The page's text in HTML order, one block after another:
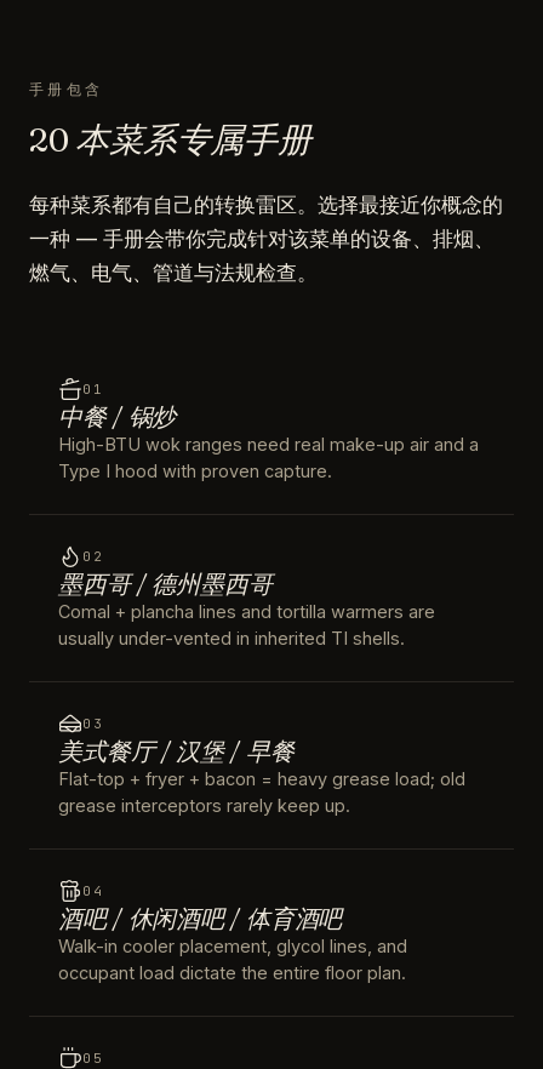
手册包含
20 本菜系专属手册
每种菜系都有自己的转换雷区。选择最接近你概念的
一种 — 手册会带你完成针对该菜单的设备、排烟、
燃气、电气、管道与法规检查。
01
中餐 / 锅炒
High-BTU wok ranges need real make-up air and a
Type I hood with proven capture.
02
墨西哥 / 德州墨西哥
Comal + plancha lines and tortilla warmers are
usually under-vented in inherited TI shells.
03
美式餐厅 / 汉堡 / 早餐
Flat-top + fryer + bacon = heavy grease load; old
grease interceptors rarely keep up.
04
酒吧 / 休闲酒吧 / 体育酒吧
Walk-in cooler placement, glycol lines, and
occupant load dictate the entire floor plan.
05